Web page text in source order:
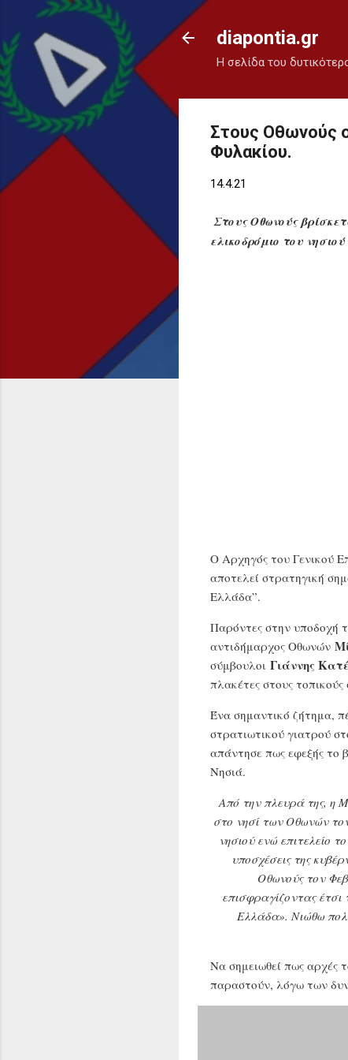
diapontia.gr
Η σελίδα του
Στους Οθωνούς
Φυλακίου.
14.4.21
Στους Οθωνούς
ελικοδρόμιο του
Ο Αρχηγός του Γενικού
αποτελεί στρατηγική
Ελλάδα”.
Παρόντες στην υποδοχή
αντιδήμαρχος Οθωνών
σύμβουλοι Γιάννης
πλακέτες στους
Ένα σημαντικό ζήτημα,
στρατιωτικού γιατρού
απάντησε πως εφεξής το
Νησιά.
Από την πλευρά της, η
στο νησί των Οθωνών
νησιού ενώ επιτελείο
υποσχέσεις της
Οθωνούς τον
επισφραγίζοντας έτσι
Ελλάδα». Νιώθω
Να σημειωθεί πως αρχές
παραστούν, λόγω των